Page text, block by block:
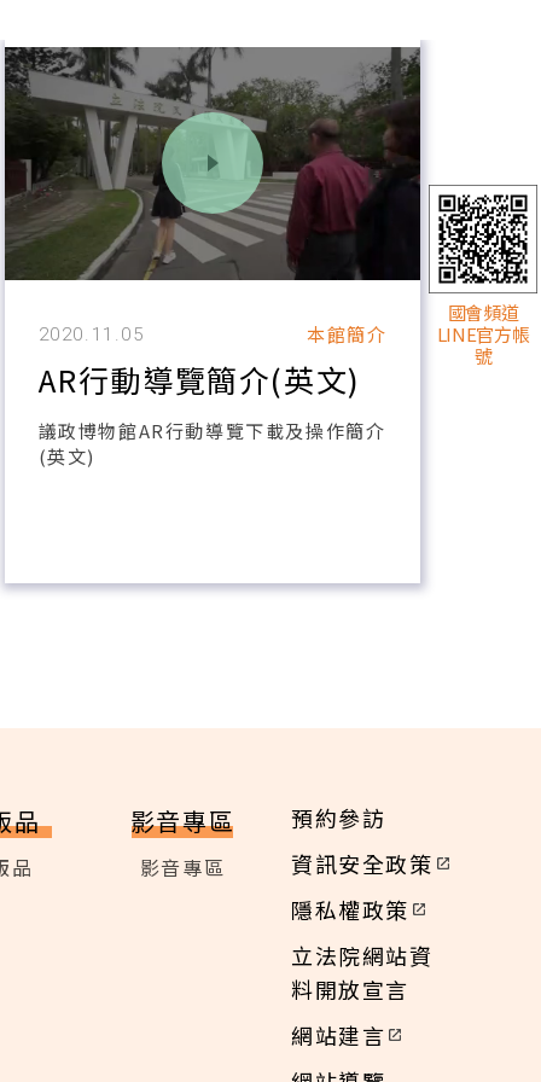
2020.11.05 本館簡介
AR行動導覽簡介(英文)
議政博物館AR行動導覽下載及操作簡介
(英文)
品
品
影音專區
影音專區
預約參訪
資訊安全政策
隱私權政策
立法院網站資
料開放宣言
網站建言
國會頻道
LINE官方帳
號